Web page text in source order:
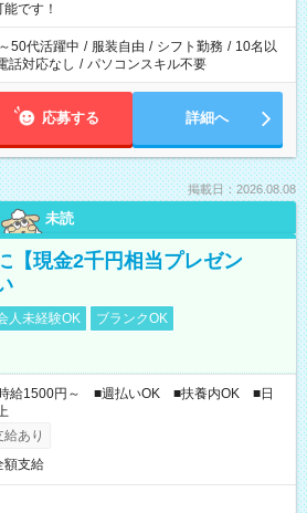
事の勤務時間。 合計で週40時間を超える場
ん。
です！
50代活躍中 / 服装自由 / シフト勤務 / 10名以
話対応なし / パソコンスキル不要
応募する 詳細へ
掲載日：2026.08.08
未読
【現金2千円相当プレゼン
人未経験OK
ブランクOK
給1500円～ ■週払いOK ■扶養内OK ■日
あり
額支給